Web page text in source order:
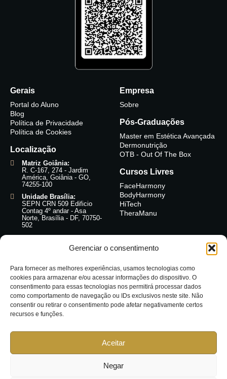
Gerenciar o consentimento
Para fornecer as melhores experiências, usamos tecnologias como
cookies para armazenar e/ou acessar informações do dispositivo. O
consentimento para essas tecnologias nos permitirá processar dados
como comportamento de navegação ou IDs exclusivos neste site. Não
consentir ou retirar o consentimento pode afetar negativamente certos
recursos e funções.
Aceitar
Negar
Gerais
Portal do Aluno
Blog
Política de Privacidade
Política de Cookies
Localização
Matriz Goiânia:
R. C-167, 274 - Jardim
América, Goiânia - GO,
74255-100
Unidade Brasília:
SEPN CRN 509 Edificio
Contag 4º andar - Asa
Norte, Brasília - DF, 70750-
502
Empresa
Sobre
Pós-Graduações
Master em Estética Avançada
Dermonutrição
OTB - Out Of The Box
Cursos Livres
FaceHarmony
BodyHarmony
HiTech
TheraManu